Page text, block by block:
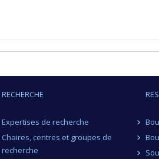
RECHERCHE
Expertises de recherche
Chaires, centres et groupes de
recherche